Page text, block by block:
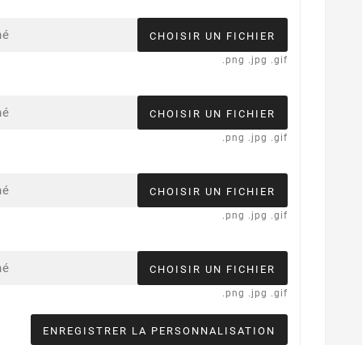
CHOISIR UN FICHIER
.png .jpg .gif
CHOISIR UN FICHIER
.png .jpg .gif
CHOISIR UN FICHIER
.png .jpg .gif
CHOISIR UN FICHIER
.png .jpg .gif
ENREGISTRER LA PERSONNALISATION